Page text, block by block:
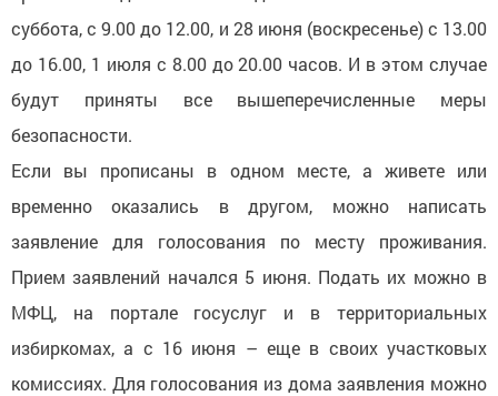
суббота, с 9.00 до 12.00, и 28 июня (воскресенье) с 13.00
до 16.00, 1 июля с 8.00 до 20.00 часов. И в этом случае
будут приняты все вышеперечисленные меры
безопасности.
Если вы прописаны в одном месте, а живете или
временно оказались в другом, можно написать
заявление для голосования по месту проживания.
Прием заявлений начался 5 июня. Подать их можно в
МФЦ, на портале госуслуг и в территориальных
избиркомах, а с 16 июня – еще в своих участковых
комиссиях. Для голосования из дома заявления можно